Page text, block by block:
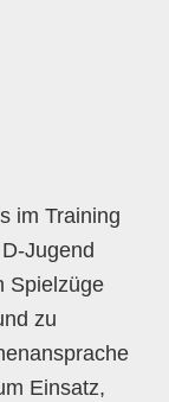
im Training
Jugend
Spielzüge
zu
Einsatz,